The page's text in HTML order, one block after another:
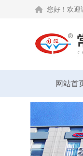
您好！欢迎
网站首